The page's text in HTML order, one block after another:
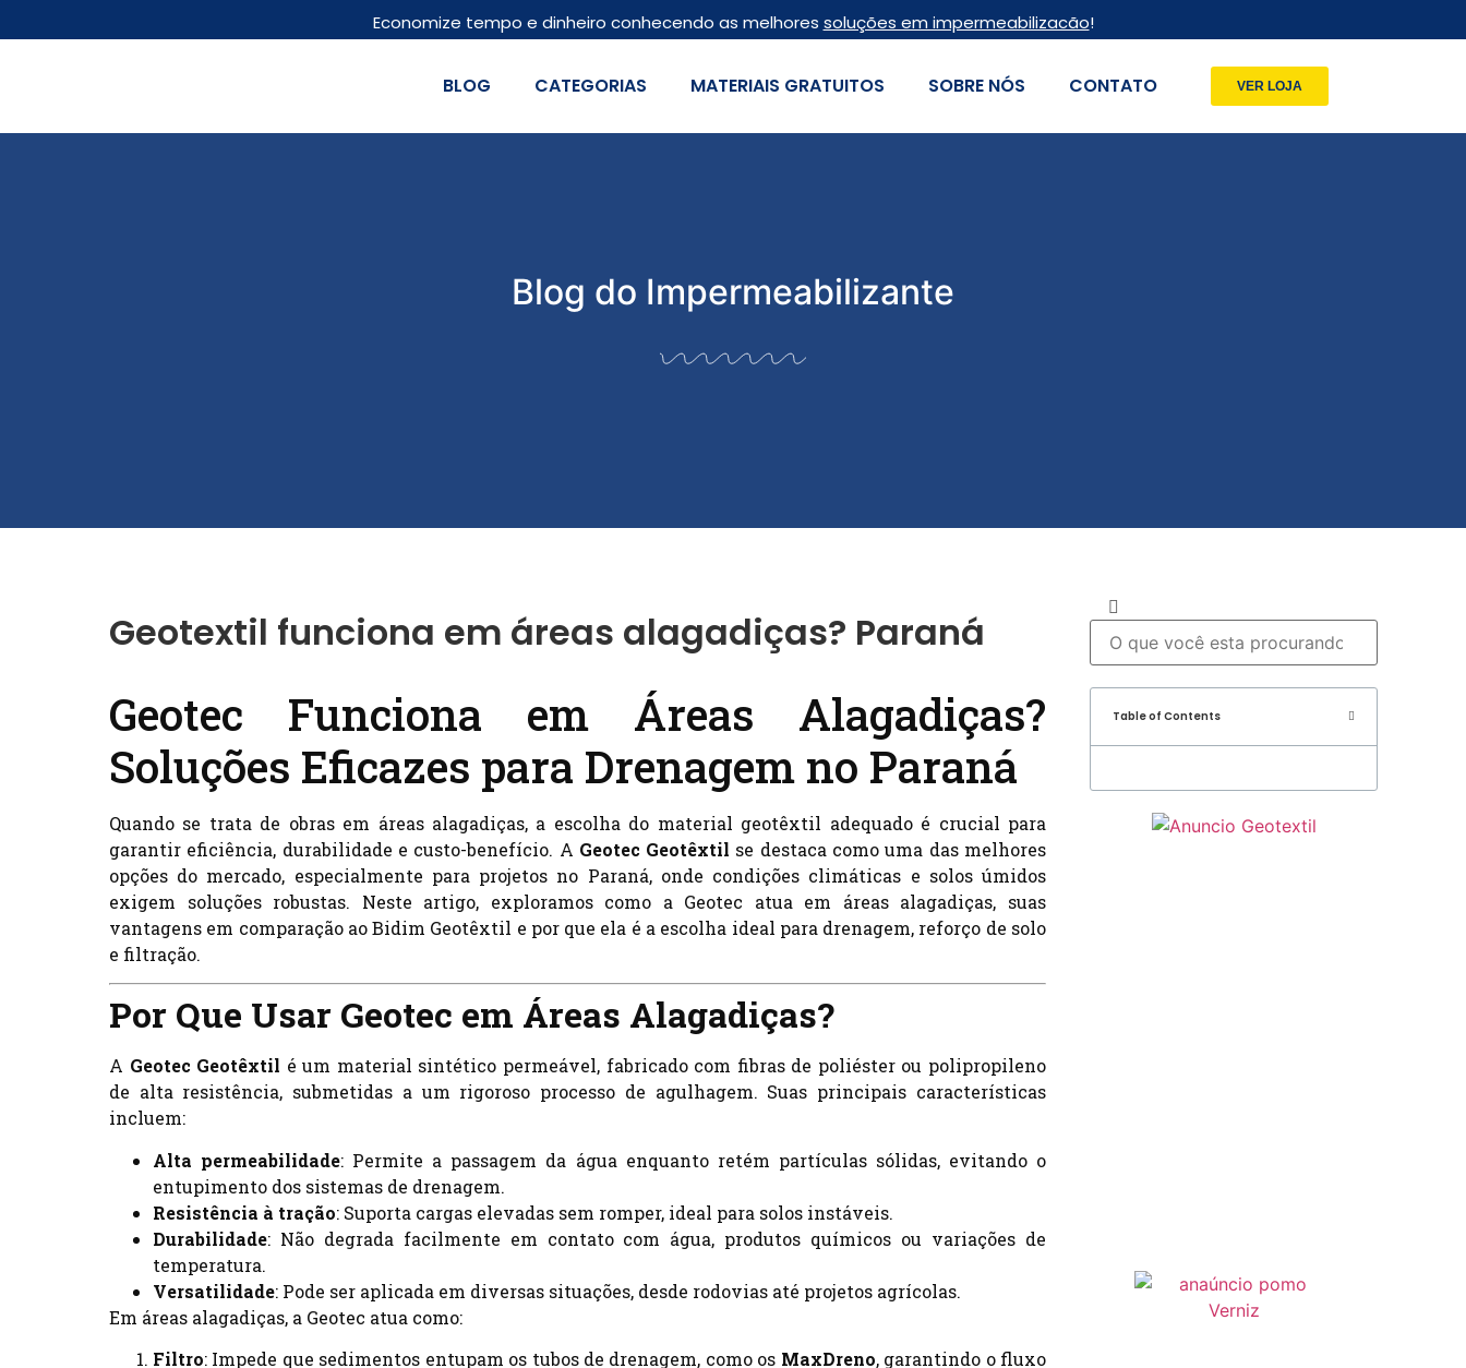
Economize tempo e dinheiro conhecendo as melhores soluções em impermeabilizacão!
BLOG CATEGORIAS MATERIAIS GRATUITOS SOBRE NÓS CONTATO VER LOJA
Blog do Impermeabilizante
Geotextil funciona em áreas alagadiças? Paraná
Geotec Funciona em Áreas Alagadiças?
Soluções Eficazes para Drenagem no Paraná
Quando se trata de obras em áreas alagadiças, a escolha do material geotêxtil adequado é crucial para
garantir eficiência, durabilidade e custo-benefício. A Geotec Geotêxtil se destaca como uma das melhores
opções do mercado, especialmente para projetos no Paraná, onde condições climáticas e solos úmidos
exigem soluções robustas. Neste artigo, exploramos como a Geotec atua em áreas alagadiças, suas
vantagens em comparação ao Bidim Geotêxtil e por que ela é a escolha ideal para drenagem, reforço de solo
e filtração.
Por Que Usar Geotec em Áreas Alagadiças?
A Geotec Geotêxtil é um material sintético permeável, fabricado com fibras de poliéster ou polipropileno
de alta resistência, submetidas a um rigoroso processo de agulhagem. Suas principais características
incluem:
Alta permeabilidade: Permite a passagem da água enquanto retém partículas sólidas, evitando o
entupimento dos sistemas de drenagem.
Resistência à tração: Suporta cargas elevadas sem romper, ideal para solos instáveis.
Durabilidade: Não degrada facilmente em contato com água, produtos químicos ou variações de
temperatura.
Versatilidade: Pode ser aplicada em diversas situações, desde rodovias até projetos agrícolas.
Em áreas alagadiças, a Geotec atua como:
Filtro: Impede que sedimentos entupam os tubos de drenagem, como os MaxDreno, garantindo o fluxo
Table of Contents